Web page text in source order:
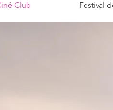
Club Festival